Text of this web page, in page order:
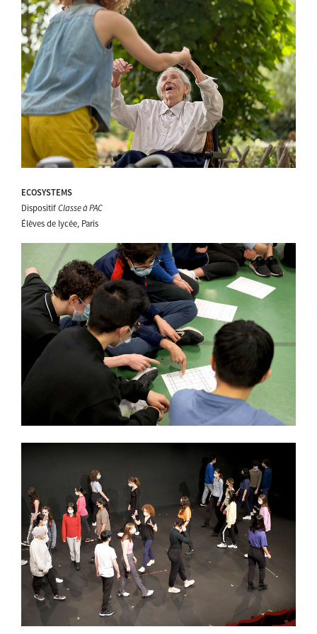
ECOSYSTEMS
Dispositif Classe à PAC
Élèves de lycée, Paris